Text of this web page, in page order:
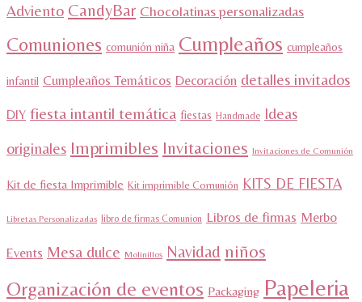
Adviento CandyBar Chocolatinas personalizadas
Comuniones comunión niña Cumpleaños cumpleaños
infantil Cumpleaños Temáticos Decoración detalles invitados
DIY fiesta intantil temática fiestas Handmade Ideas
originales Imprimibles Invitaciones Invitaciones de Comunión
Kit de fiesta Imprimible Kit imprimible Comunión KITS DE FIESTA
Libretas Personalizadas libro de firmas Comunion Libros de firmas Merbo
Events Mesa dulce Molinillos Navidad niños
Organización de eventos Packaging Papeleria